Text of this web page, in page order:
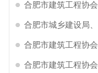
合肥市建筑工程协
合肥市城乡建设局
合肥市建筑工程协
合肥市建筑工程协